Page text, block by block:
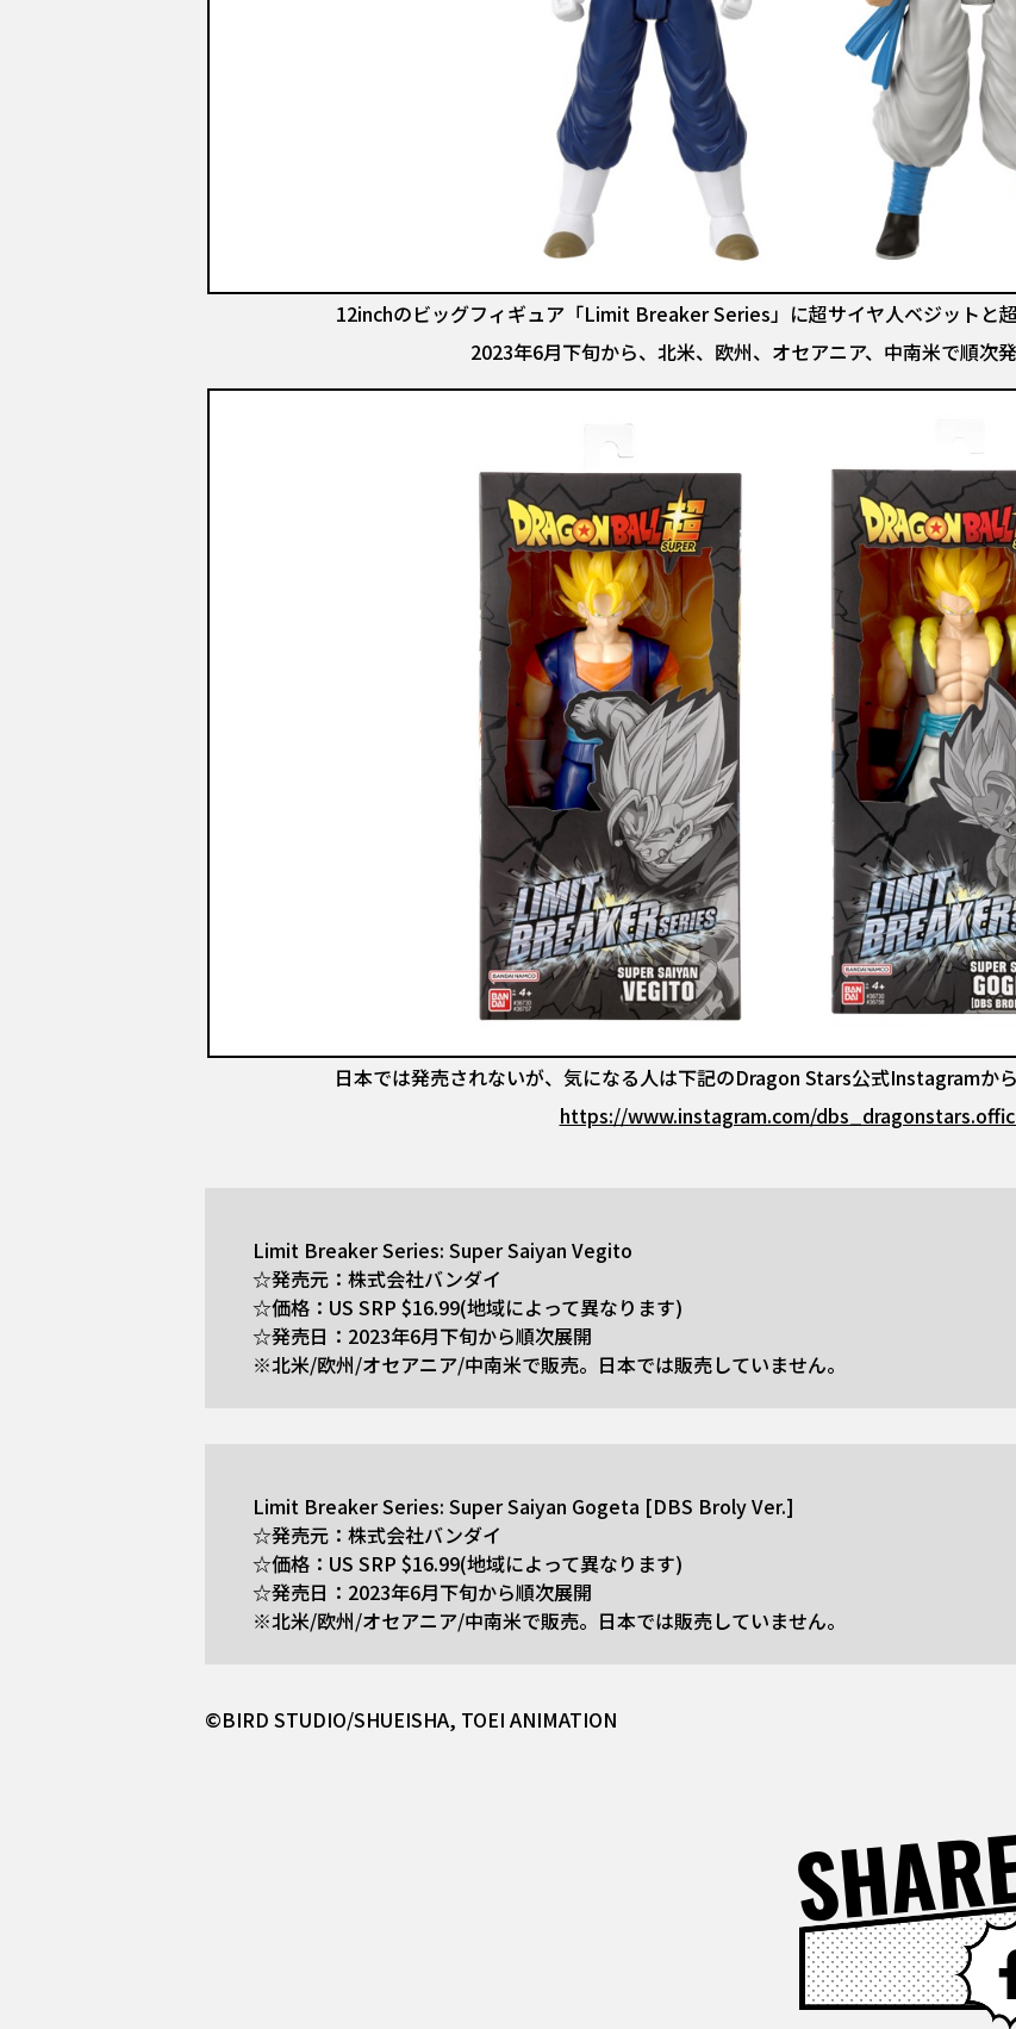
12inchのビッグフィギュア「Limit Breaker Series」に超サイヤ人ベジットと
2023年6月下旬から、北米、欧州、オセアニア、中南米で順次発
日本では発売されないが、気になる人は下記のDragon Stars公式Instagramか
https://www.instagram.com/
Limit Breaker Series: Super Saiyan Vegito
☆発売元：株式会社バンダイ
☆価格：US SRP $16.99(地域によって異なります)
☆発売日：2023年6月下旬から順次展開
※北米/欧州/オセアニア/中南米で販売。日本では販売していません。
Limit Breaker Series: Super Saiyan Gogeta [DBS Broly Ver.]
☆発売元：株式会社バンダイ
☆価格：US SRP $16.99(地域によって異なります)
☆発売日：2023年6月下旬から順次展開
※北米/欧州/オセアニア/中南米で販売。日本では販売していません。
©BIRD STUDIO/SHUEISHA, TOEI ANIMATION